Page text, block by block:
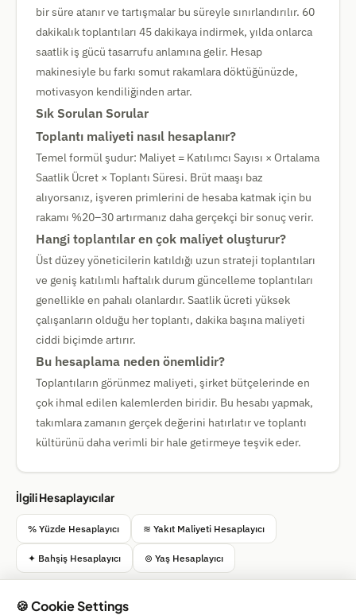
bir süre atanır ve tartışmalar bu süreyle sınırlandırılır. 60
dakikalık toplantıları 45 dakikaya indirmek, yılda onlarca
saatlik iş gücü tasarrufu anlamına gelir. Hesap
makinesiyle bu farkı somut rakamlara döktüğünüzde,
motivasyon kendiliğinden artar.
Sık Sorulan Sorular
Toplantı maliyeti nasıl hesaplanır?
Temel formül şudur: Maliyet = Katılımcı Sayısı × Ortalama
Saatlik Ücret × Toplantı Süresi. Brüt maaşı baz
alıyorsanız, işveren primlerini de hesaba katmak için bu
rakamı %20–30 artırmanız daha gerçekçi bir sonuç verir.
Hangi toplantılar en çok maliyet oluşturur?
Üst düzey yöneticilerin katıldığı uzun strateji toplantıları
ve geniş katılımlı haftalık durum güncelleme toplantıları
genellikle en pahalı olanlardır. Saatlik ücreti yüksek
çalışanların olduğu her toplantı, dakika başına maliyeti
ciddi biçimde artırır.
Bu hesaplama neden önemlidir?
Toplantıların görünmez maliyeti, şirket bütçelerinde en
çok ihmal edilen kalemlerden biridir. Bu hesabı yapmak,
takımlara zamanın gerçek değerini hatırlatır ve toplantı
kültürünü daha verimli bir hale getirmeye teşvik eder.
İlgili Hesaplayıcılar
% Yüzde Hesaplayıcı ≋ Yakıt Maliyeti Hesaplayıcı
✦ Bahşiş Hesaplayıcı ⊚ Yaş Hesaplayıcı
🍪 Cookie Settings